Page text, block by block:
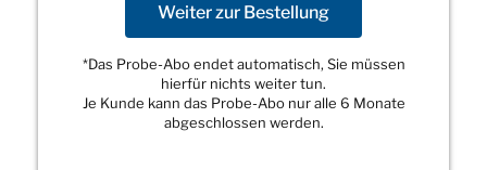
Weiter zur Bestellung
*Das Probe-Abo endet automatisch, Sie müssen
hierfür nichts weiter tun.
Je Kunde kann das Probe-Abo nur alle 6 Monate
abgeschlossen werden.